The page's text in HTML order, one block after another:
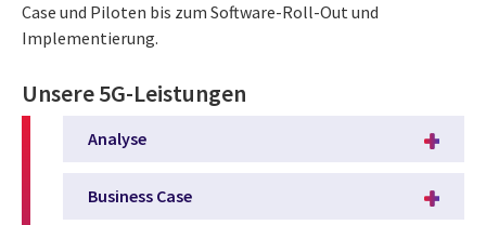
Case und Piloten bis zum Software-Roll-Out und
Implementierung.
Unsere 5G-Leistungen
Analyse
Business Case